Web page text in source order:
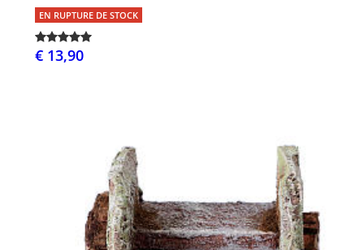
EN RUPTURE DE STOCK
€ 13,90